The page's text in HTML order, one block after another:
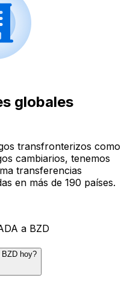
globales
transfronterizos como
cambiarios, tenemos
transferencias
en más de 190 países.
a BZD
hoy?